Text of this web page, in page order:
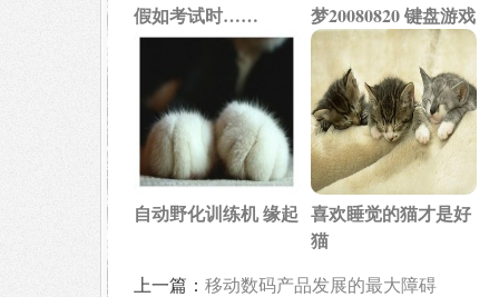
假如考试时…… 梦20080820 键盘游戏
自动野化训练机 缘起 喜欢睡觉的猫才是好
猫
上一篇： 移动数码产品发展的最大障碍